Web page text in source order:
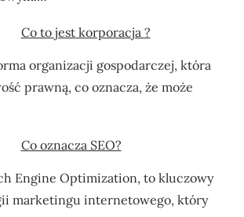
Co to jest korporacja ?
organizacji gospodarczej, która
prawną, co oznacza, że może
Co oznacza SEO?
Engine Optimization, to kluczowy
marketingu internetowego, który